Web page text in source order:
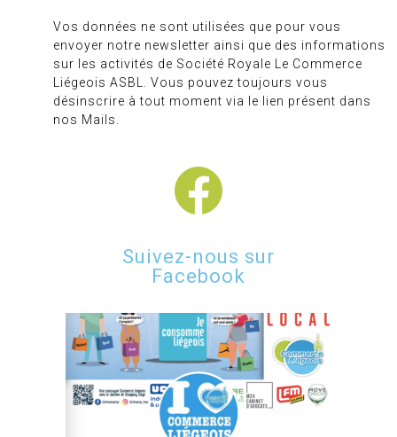
Vos données ne sont utilisées que pour vous
envoyer notre newsletter ainsi que des informations
sur les activités de Société Royale Le Commerce
Liégeois ASBL. Vous pouvez toujours vous
désinscrire à tout moment via le lien présent dans
nos Mails.
Suivez-nous sur
Facebook